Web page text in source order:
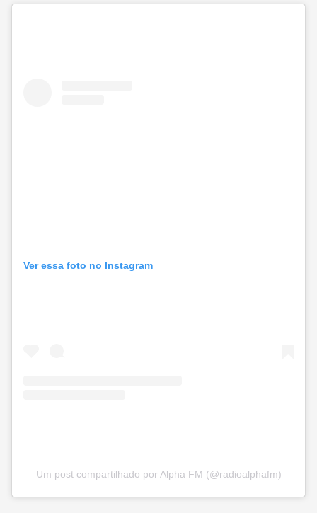
Ver essa foto no Instagram
Um post compartilhado por Alpha FM (@radioalphafm)